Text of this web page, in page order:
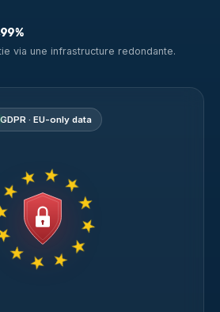
via une infrastructure redondante.
GDPR · EU-only data